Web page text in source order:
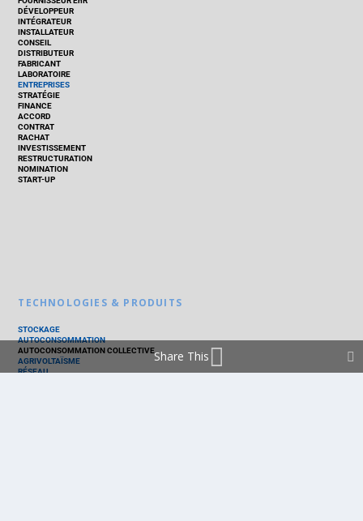
DÉVELOPPEUR
INTÉGRATEUR
INSTALLATEUR
CONSEIL
DISTRIBUTEUR
FABRICANT
LABORATOIRE
ENTREPRISES
STRATÉGIE
FINANCE
ACCORD
CONTRAT
RACHAT
INVESTISSEMENT
RESTRUCTURATION
NOMINATION
START-UP
TECHNOLOGIES & PRODUITS
STOCKAGE
AUTOCONSOMMATION
AUTOCONSOMMATION COLLECTIVE
AGRIVOLTAÏSME
RÉSEAU
Share This